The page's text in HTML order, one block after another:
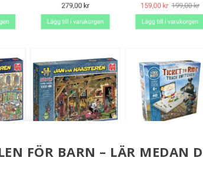
FÖR BARN – LÄR MEDAN